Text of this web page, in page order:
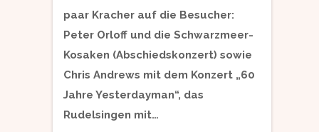
paar Kracher auf die Besucher:
Peter Orloff und die Schwarzmeer-
Kosaken (Abschiedskonzert) sowie
Chris Andrews mit dem Konzert „60
Jahre Yesterdayman“, das
Rudelsingen mit…